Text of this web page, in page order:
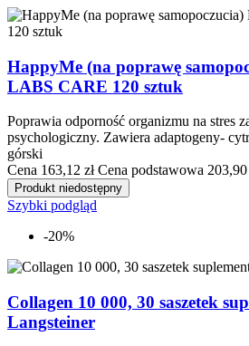
HappyMe (na poprawę
LABS CARE 120 sztuk
Poprawia odporność organizmu na stres
psychologiczny. Zawiera adaptogeny-
górski
Cena 163,12 zł Cena podstawowa 203,90
Produkt niedostępny
Szybki podgląd
-20%
Collagen 10 000, 30 saszetek
Langsteiner